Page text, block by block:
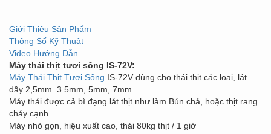
Giới Thiệu Sản Phẩm
Thông Số Kỹ Thuật
Video Hướng Dẫn
Máy thái thịt tươi sống IS-72V:
Máy Thái Thịt Tươi Sống IS-72V dùng cho thái thịt các loại, lát
dầy 2,5mm. 3.5mm, 5mm, 7mm
Máy thái được cả bì đạng lát thịt như làm Bún chả, hoặc thịt rang
cháy cạnh..
Máy nhỏ gọn, hiệu xuất cao, thái 80kg thịt / 1 giờ